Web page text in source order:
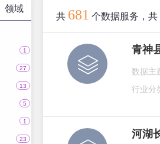
领域
1
27
13
5
1
23
共 681 个数据服务，共
青神
数据主
行业分
河湖